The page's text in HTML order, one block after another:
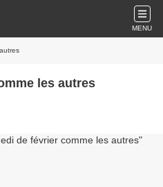
MENU
les autres